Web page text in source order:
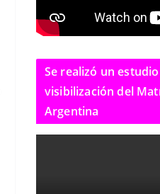
Se realizó un
visibilización del
Argentina